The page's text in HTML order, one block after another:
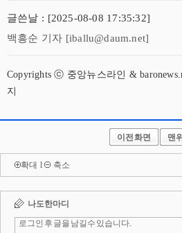
글쓴날 : [2025-08-08 17:35:32]
백흥순 기자 [iballu@daum.net]
Copyrights ⓒ 중앙뉴스라인 &
지
이전화면 맨
확대 l 축소